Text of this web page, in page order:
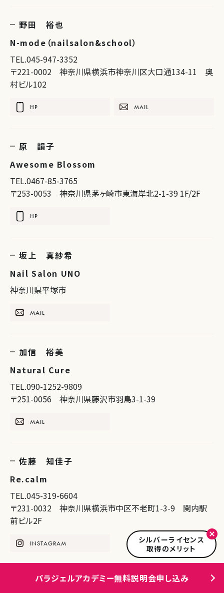
野田 裕也
N-mode（nailsalon&school）
TEL.045-947-3352
〒221-0002 神奈川県横浜市神奈川区大口通134-11 奥
村ビル102
HP MAIL
原 韻子
Awesome Blossom
TEL.0467-85-3765
〒253-0053 神奈川県茅ヶ崎市東海岸北2-1-39 1F/2F
HP
坂上 真紗希
Nail Salon UNO
神奈川県平塚市
MAIL
加信 裕美
Natural Cure
TEL.090-1252-9809
〒251-0056 神奈川県藤沢市羽鳥3-1-39
MAIL
佐藤 知佳子
Re.calm
TEL.045-319-6604
〒231-0032 神奈川県横浜市中区不老町1-3-9 関内駅
前ビル2F
INSTAGRAM
堀越 慶子
シルバーライセンス
取得のメリット
パラジェルアカデミー無料説明会申し込み